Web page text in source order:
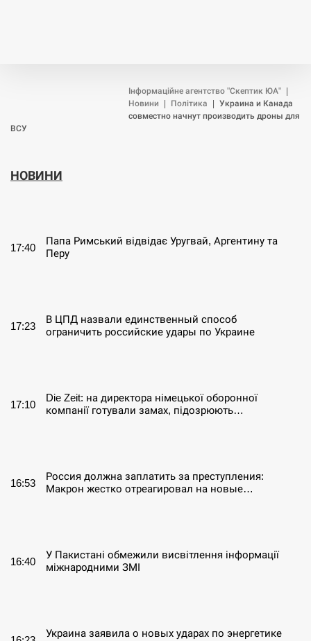
Інформаційне агентство "Скептик ЮА"
Новини
Політика
Украина и Канада
совместно начнут производить дроны для
ВСУ
НОВИНИ
17:40
Папа Римський відвідає Уругвай, Аргентину та
Перу
17:23
В ЦПД назвали единственный способ
ограничить российские удары по Украине
17:10
Die Zeit: на директора німецької оборонної
компанії готували замах, підозрюють…
16:53
Россия должна заплатить за преступления:
Макрон жестко отреагировал на новые…
16:40
У Пакистані обмежили висвітлення інформації
міжнародними ЗМІ
Украина заявила о новых ударах по энергетике